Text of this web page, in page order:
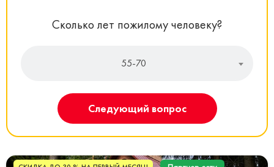
Сколько лет пожилому человеку?
55-70
Следующий вопрос